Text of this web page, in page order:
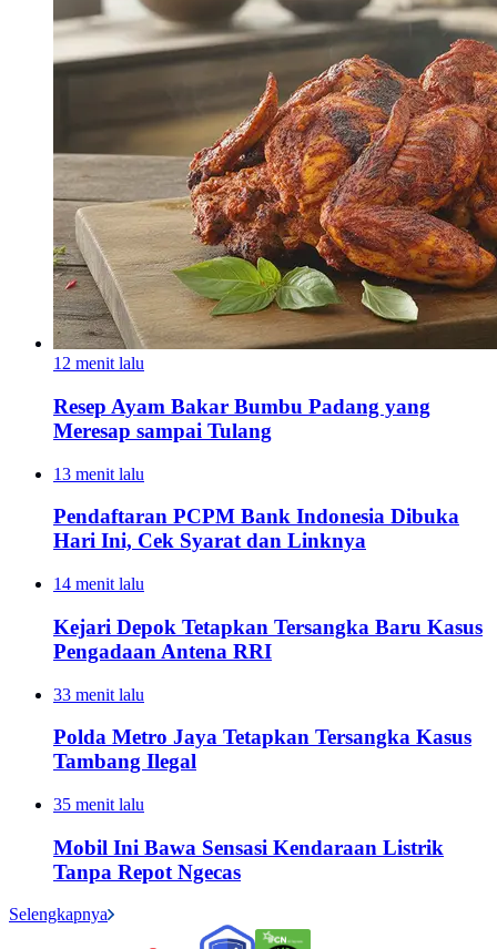
12 menit lalu
Resep Ayam Bakar Bumbu Padang yang
Meresap sampai Tulang
13 menit lalu
Pendaftaran PCPM Bank Indonesia Dibuka
Hari Ini, Cek Syarat dan Linknya
14 menit lalu
Kejari Depok Tetapkan Tersangka Baru Kasus
Pengadaan Antena RRI
33 menit lalu
Polda Metro Jaya Tetapkan Tersangka Kasus
Tambang Ilegal
35 menit lalu
Mobil Ini Bawa Sensasi Kendaraan Listrik
Tanpa Repot Ngecas
Selengkapnya